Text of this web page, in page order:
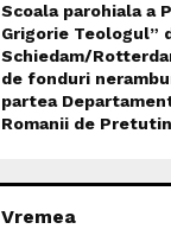
Scoala parohiala a
Grigorie Teologul”
Schiedam/
de fonduri
partea
Romanii de
Vremea